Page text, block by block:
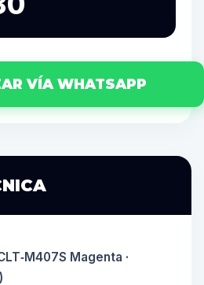
VÍA WHATSAPP
Magenta ·